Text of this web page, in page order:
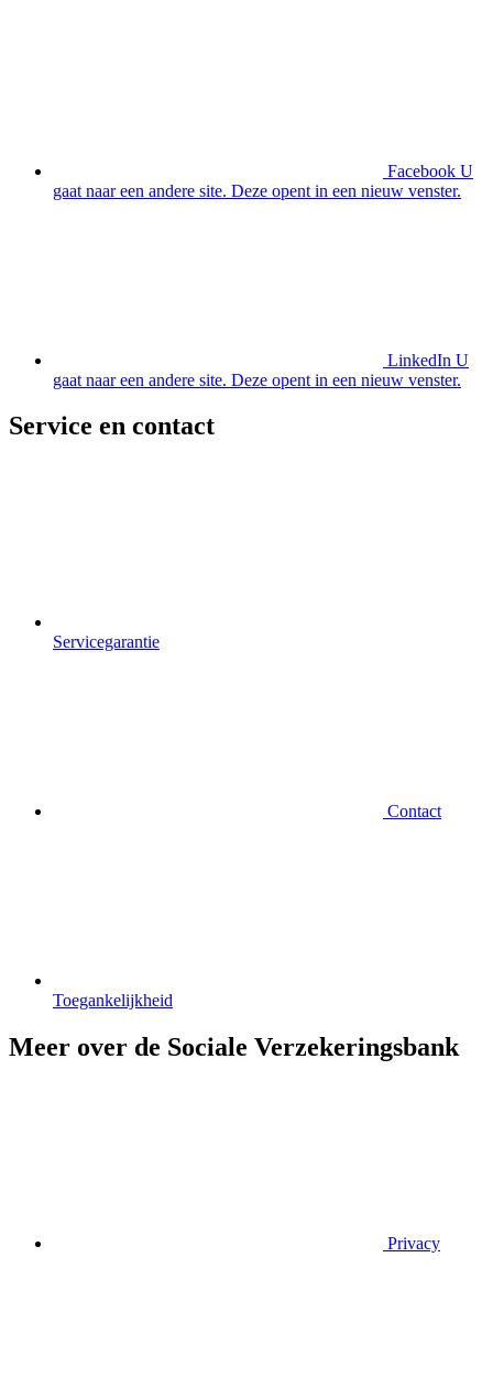
Facebook U
gaat naar een andere site. Deze opent in een nieuw venster.
LinkedIn U
gaat naar een andere site. Deze opent in een nieuw venster.
Service en contact
Servicegarantie
Contact
Toegankelijkheid
Meer over de Sociale Verzekeringsbank
Privacy